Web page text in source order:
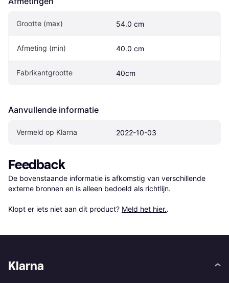
Grootte (max) 54.0 cm
Afmeting (min) 40.0 cm
Fabrikantgrootte 40cm
Aanvullende informatie
Vermeld op Klarna 2022-10-03
Feedback
De bovenstaande informatie is afkomstig van verschillende
externe bronnen en is alleen bedoeld als richtlijn.
Klopt er iets niet aan dit product? Meld het hier..
Klarna